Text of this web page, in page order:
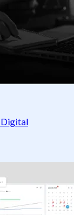
Digital